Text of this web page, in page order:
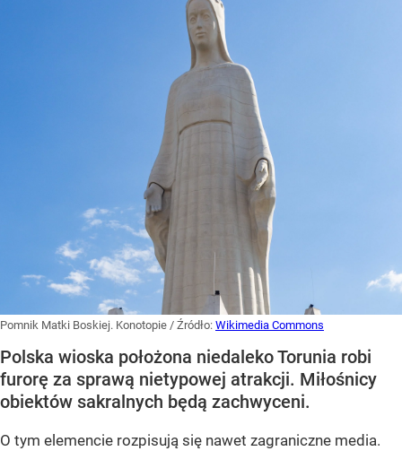
Pomnik Matki Boskiej. Konotopie / Źródło: Wikimedia Commons
Polska wioska położona niedaleko Torunia robi
furorę za sprawą nietypowej atrakcji. Miłośnicy
obiektów sakralnych będą zachwyceni.
O tym elemencie rozpisują się nawet zagraniczne media.